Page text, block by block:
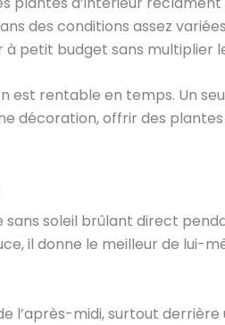
des conditions assez
petit budget sans multiplier
rentable en temps. Un
décoration, offrir des
soleil brûlant direct
il donne le meilleur de lui-
l’après-midi, surtout derrière